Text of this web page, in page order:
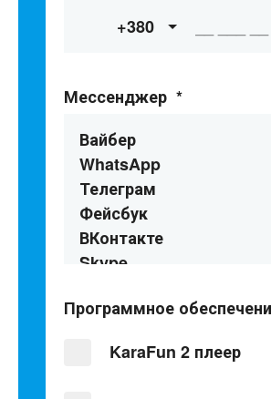
+380
Мессенджер *
Программное
KaraFun 2 плеер